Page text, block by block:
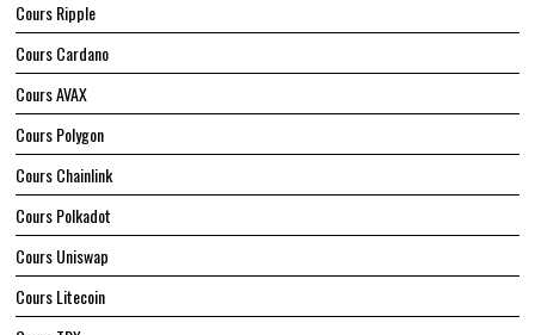
Cours Ripple
Cours Cardano
Cours AVAX
Cours Polygon
Cours Chainlink
Cours Polkadot
Cours Uniswap
Cours Litecoin